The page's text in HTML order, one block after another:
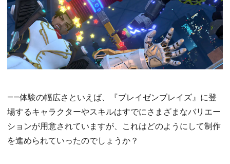
――体験の幅広さといえば、『ブレイゼンブレイズ』に登
場するキャラクターやスキルはすでにさまざまなバリエー
ションが用意されていますが、これはどのようにして制作
を進められていったのでしょうか？